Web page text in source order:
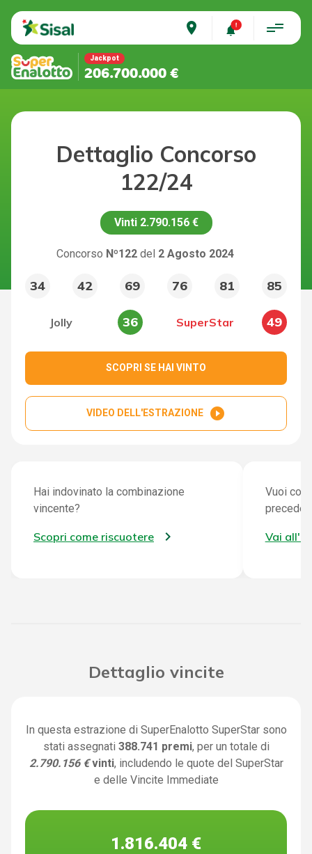
place
Jackpot
206.700.000 €
Dettaglio Concorso
122/24
Vinti 2.790.156 €
Concorso Nº122del 2 Agosto 2024
34 42 69 76 81 85
Jolly 36 SuperStar 49
SCOPRI SE HAI VINTO
VIDEO DELL'ESTRAZIONE play_circle_filled
Hai indovinato la combinazione
vincente?
Scopri come riscuotere
Vuoi
Vai
Dettaglio vincite
In questa estrazione di SuperEnalotto SuperStar sono
stati assegnati 388.741 premi, per un totale di
2.790.156 € vinti, includendo le quote del SuperStar
e delle Vincite Immediate
1.816.404 €